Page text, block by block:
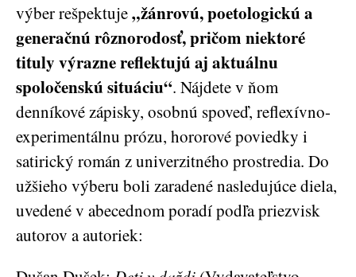
výber rešpektuje„žánrovú, poetologickú a
generačnú rôznorodosť, pričom niektoré
tituly výrazne reflektujú aj aktuálnu
spoločenskú situáciu“. Nájdete v ňom
denníkové zápisky, osobnú spoveď, reflexívno-
experimentálnu prózu, hororové poviedky i
satirický román z univerzitného prostredia. Do
užšieho výberu boli zaradené nasledujúce diela,
uvedené v abecednom poradí podľa priezvisk
autorov a autoriek: